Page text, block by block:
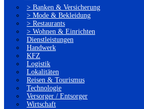
> Banken & Versicherung
> Mode & Bekleidung
> Restaurants
> Wohnen & Einrichten
Dienstleistungen
Handwerk
KFZ
Logistik
Lokalitäten
Reisen & Tourismus
Technologie
Versorger / Entsorger
Wirtschaft